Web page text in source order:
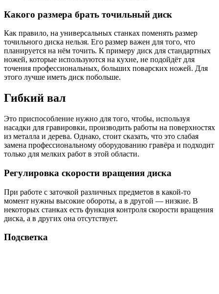
Какого размера брать точильный диск
Как правило, на универсальных станках поменять размер
точильного диска нельзя. Его размер важен для того, что
планируется на нём точить. К примеру диск для стандартных
ножей, которые используются на кухне, не подойдёт для
точения профессиональных, больших поварских ножей. Для
этого лучше иметь диск побольше.
Гибкий вал
Это приспособление нужно для того, чтобы, используя
насадки для гравировки, производить работы на поверхностях
из металла и дерева. Однако, стоит сказать, что это слабая
замена профессиональному оборудованию гравёра и подходит
только для мелких работ в этой области.
Регулировка скорости вращения диска
При работе с заточкой различных предметов в какой-то
момент нужны высокие обороты, а в другой — низкие. В
некоторых станках есть функция контроля скорости вращения
диска, а в других она отсутствует.
Подсветка